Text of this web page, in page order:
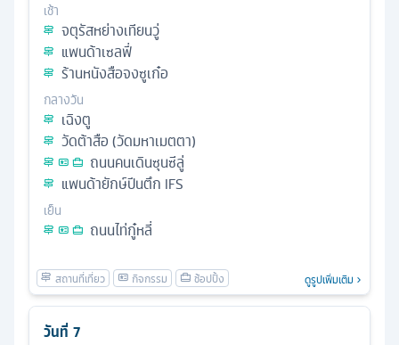
เช้า
จตุรัสหย่างเทียนวู่
แพนด้าเซลฟี่
ร้านหนังสือจงซูเก๋อ
กลางวัน
เฉิงตู
วัดต้าสือ (วัดมหาเมตตา)
ถนนคนเดินซุนซีลู่
แพนด้ายักษ์ปีนตึก IFS
เย็น
ถนนไท่กู๋หลี่
ดูรูปเพิ่มเติม
วันที่ 7